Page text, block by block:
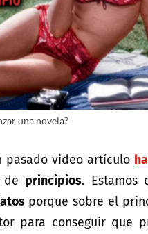
una novela?
pasado video artículo
principios. Estamos
porque sobre el
para conseguir que